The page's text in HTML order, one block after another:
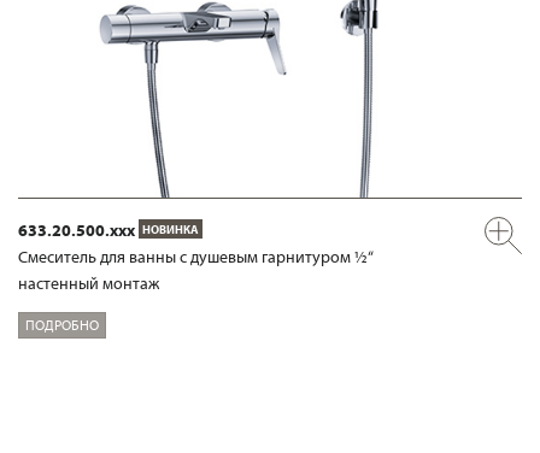
633.20.500.xxx НОВИНКА
Смеситель для ванны с душевым гарнитуром ½“
настенный монтаж
ПОДРОБНО